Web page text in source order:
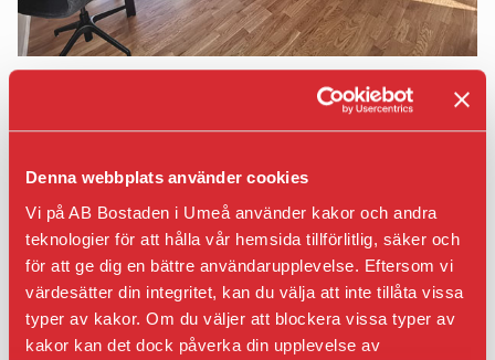
Denna webbplats använder cookies
Vi på AB Bostaden i Umeå använder kakor och andra
teknologier för att hålla vår hemsida tillförlitlig, säker och
för att ge dig en bättre användarupplevelse. Eftersom vi
värdesätter din integritet, kan du välja att inte tillåta vissa
typer av kakor. Om du väljer att blockera vissa typer av
kakor kan det dock påverka din upplevelse av
SÄKERHET
Brandsäkerhet
Elsäkerhet
hållbarhet
Ekonomisk
hållbarhet
Ekologisk
hållbarhet
VI
FÖR
Läs mer om vår konferenslokal på
Ålidhem här!